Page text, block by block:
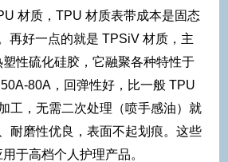
材质，TPU 材质表带成本是固态
再好一点的就是 TPSiV 材质，主
性硫化硅胶，它融聚各种特性于
80A，回弹性好，比一般 TPU
工，无需二次处理（喷手感油）就
耐磨性优良，表面不起划痕。这些
于高档个人护理产品。